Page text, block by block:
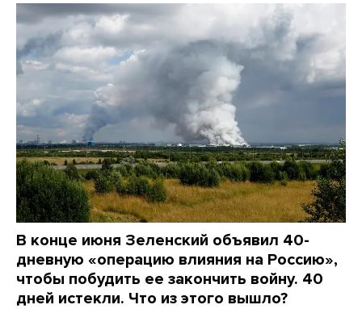
В конце июня Зеленский объявил 40-
дневную «операцию влияния на Россию»,
чтобы побудить ее закончить войну. 40
дней истекли. Что из этого вышло?